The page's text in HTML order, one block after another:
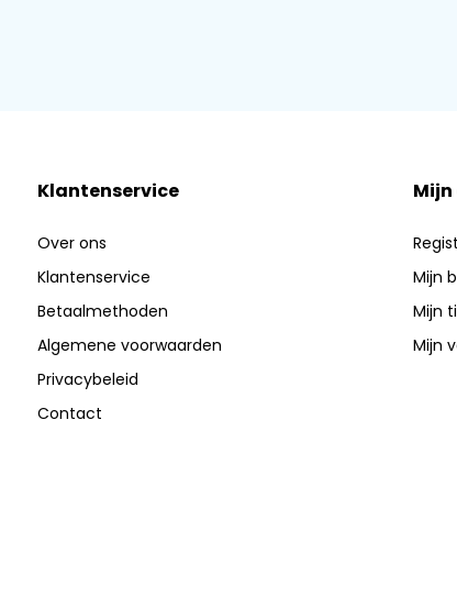
Klantenservice
Over ons
Klantenservice
Betaalmethoden
Algemene voorwaarden
Privacybeleid
Contact
Mijn
Mijn
Mijn